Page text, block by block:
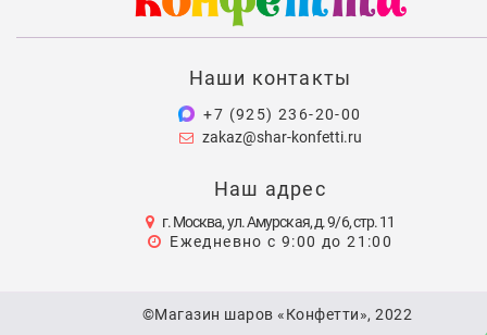
Наши контакты
+7 (925) 236-20-00
zakaz@shar-konfetti.ru
Наш адрес
г. Москва, ул. Амурская, д. 9/6, стр. 11
Ежедневно с 9:00 до 21:00
©Магазин шаров «Конфетти», 2022